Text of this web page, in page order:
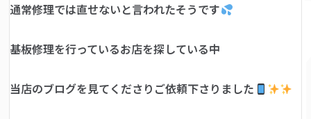
通常修理では直せないと言われたそうです
基板修理を行っているお店を探している中
当店のブログを見てくださりご依頼下さりました